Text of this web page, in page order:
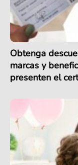
Obtenga
marcas y
presenten el